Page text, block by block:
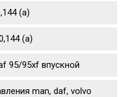
(а)
(а)
95/95xf впускной
man, daf, volvo